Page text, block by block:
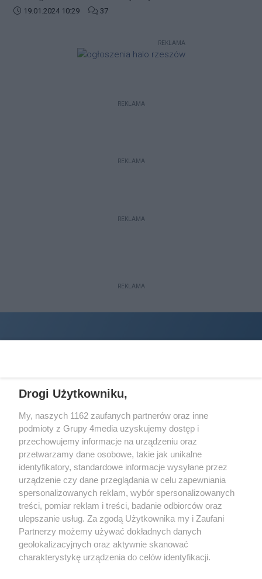
która przeleciała przez niebo.
w Woliczce w gminie Świlcza doszło
Data dodania artykułu:
19.01.2024 10:29 Liczba komentarzy artykułu:
37
REKLAMA
REKLAMA
REKLAMA
REKLAMA
REKLAMA
Wydawcąhalorzeszow.pljest:
STOWARZYSZENIE INICJATYW SPOŁECZNYCH PERSPEKTYWA
Adres do korespondencji:
ul. Piastów 3/2035-077 Rzeszów
kontakt@halorzeszow.pl
Redakcja Reklama Kontakt
Patronat medialny
Regulamin portalu
Polityka prywatności
Drogi Użytkowniku,
My, naszych 1162 zaufanych partnerów oraz inne
podmioty z Grupy 4media uzyskujemy dostęp i
przechowujemy informacje na urządzeniu oraz
przetwarzamy dane osobowe, takie jak unikalne
identyfikatory, standardowe informacje wysyłane przez
urządzenie czy dane przeglądania w celu zapewniania
spersonalizowanych reklam, wybór spersonalizowanych
treści, pomiar reklam i treści, badanie odbiorców oraz
ulepszanie usług. Za zgodą Użytkownika my i Zaufani
Partnerzy możemy używać dokładnych danych
geolokalizacyjnych oraz aktywnie skanować
charakterystykę urządzenia do celów identyfikacji.